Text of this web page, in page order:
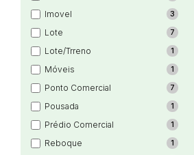
Imovel
3
Lote 7
Lote/Trreno 1
Móveis 1
Ponto Comercial 7
Pousada 1
Prédio Comercial 1
Reboque 1